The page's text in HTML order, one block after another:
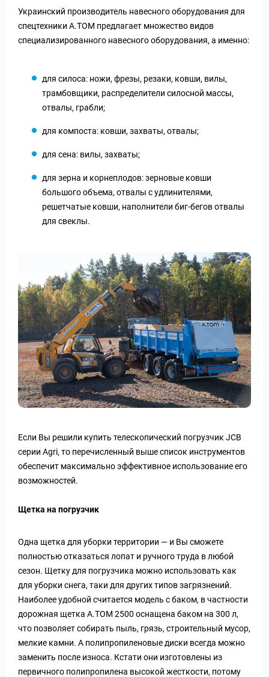
Украинский производитель навесного оборудования для
спецтехники А.ТОМ предлагает множество видов
специализированного навесного оборудования, а именно:
для силоса: ножи, фрезы, резаки, ковши, вилы,
трамбовщики, распределители силосной массы,
отвалы, грабли;
для компоста: ковши, захваты, отвалы;
для сена: вилы, захваты;
для зерна и корнеплодов: зерновые ковши
большого объема, отвалы с удлинителями,
решетчатые ковши, наполнители биг-бегов отвалы
для свеклы.
Если Вы решили купить телескопический погрузчик JCB
серии Agri, то перечисленный выше список инструментов
обеспечит максимально эффективное использование его
возможностей.
Щетка на погрузчик
Одна щетка для уборки территории — и Вы сможете
полностью отказаться лопат и ручного труда в любой
сезон. Щетку для погрузчика можно использовать как
для уборки снега, таки для других типов загрязнений.
Наиболее удобной считается модель с баком, в частности
дорожная щетка А.ТОМ 2500 оснащена баком на 300 л,
что позволяет собирать пыль, грязь, строительный мусор,
мелкие камни. А полипропиленовые диски всегда можно
заменить после износа. Кстати они изготовлены из
первичного полипропилена высокой жесткости, потому